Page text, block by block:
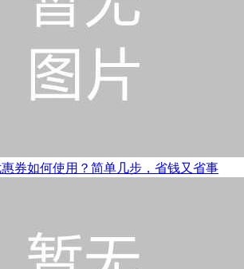
券如何使用？简单几步，省钱又省事